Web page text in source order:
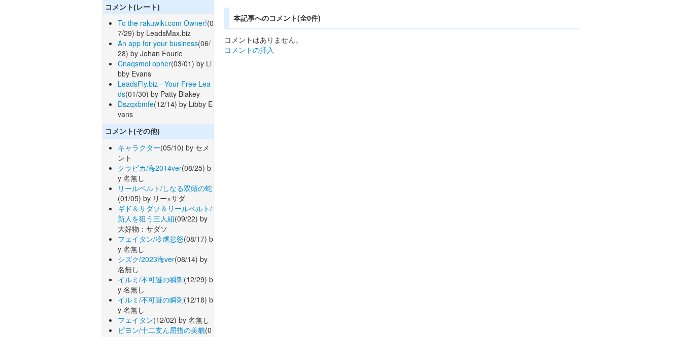
コメント(レート)
To the rakuwiki.com Owner!(0
7/29) by LeadsMax.biz
An app for your business(06/
28) by Johan Fourie
Cnaqsmoi opher(03/01) by Li
bby Evans
LeadsFly.biz - Your Free Lea
ds(01/30) by Patty Blakey
Dszqxbmfe(12/14) by Libby E
vans
コメント(その他)
キャラクター(05/10) by セメ
ント
クラピカ/海2014ver(08/25) b
y 名無し
リールベルト/しなる双頭の蛇
(01/05) by リー×サダ
ギド＆サダソ＆リールベルト/
新人を狙う三人組(09/22) by
大好物：サダソ
フェイタン/冷虐忿怒(08/17) b
y 名無し
シズク/2023海ver(08/14) by
名無し
イルミ/不可避の瞬刺(12/29) b
y 名無し
イルミ/不可避の瞬刺(12/18) b
y 名無し
フェイタン(12/02) by 名無し
ピヨン/十二支ん屈指の美貌(0
本記事へのコメント(全0件)
コメントはありません。
コメントの挿入